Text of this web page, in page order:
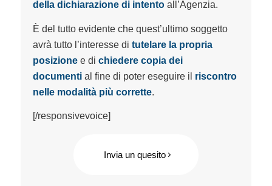
della dichiarazione di intentoall’Agenzia.
È del tutto evidente che quest’ultimo soggetto
avrà tutto l’interesse di tutelare la propria
posizionee di chiedere copia dei
documential fine di poter eseguire il riscontro
nelle modalità più corrette.
[/responsivevoice]
Invia un quesito